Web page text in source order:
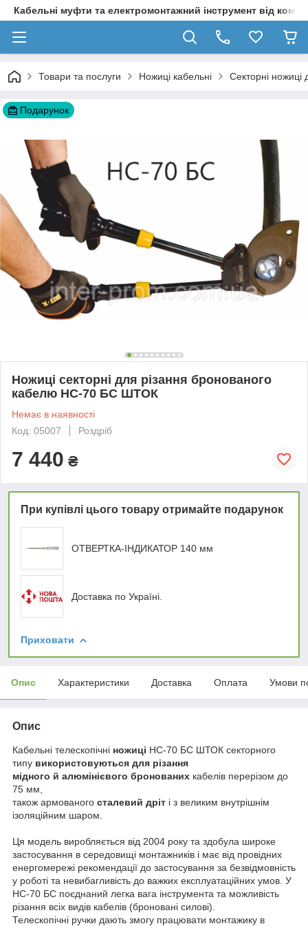
Кабельні муфти та електромонтажний інструмент від
Товари та послуги Ножиці кабельні Секторні ножиці
Подарунок
Ножиці секторні для різання бронованого
кабелю НС-70 БС ШТОК
Немає в наявності
Код: 05007
Роздріб
7 440 ₴
При купівлі цього товару отримайте подарунок
ОТВЕРТКА-ІНДИКАТОР 140 мм
Доставка по Україні.
Приховати
Опис Характеристики Доставка Оплата Умови
Опис
Кабельні телескопічні ножиці НС-70 БС ШТОК секторного
типу використовуються для різання
мідного й алюмінієвого бронованих кабелів перерізом до
75 мм,
також армованого сталевий дріт і з великим внутрішнім
ізоляційним шаром.
Ця модель виробляється від 2004 року та здобула широке
застосування в середовищі монтажників і має від провідних
енергомережі рекомендації до застосування за безвідмовність
у роботі та невибагливість до важких експлуатаційних умов. У
НС-70 БС поєднаний легка вага інструмента та можливість
різання всіх видів кабелів (броновані силові).
Телескопічні ручки дають змогу працювати монтажику в